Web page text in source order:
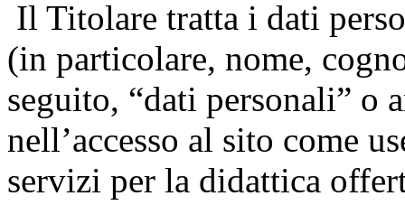
Il Titolare tratta i dati
(in particolare, nome,
seguito, “dati personali” o
nell’accesso al sito come
servizi per la didattica